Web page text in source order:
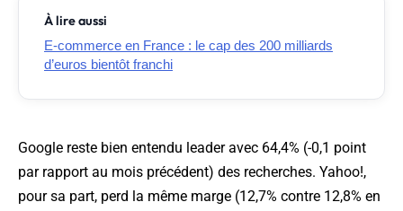
À lire aussi
E-commerce en France : le cap des 200 milliards
d’euros bientôt franchi
Google reste bien entendu leader avec 64,4% (-0,1 point
par rapport au mois précédent) des recherches. Yahoo!,
pour sa part, perd la même marge (12,7% contre 12,8% en